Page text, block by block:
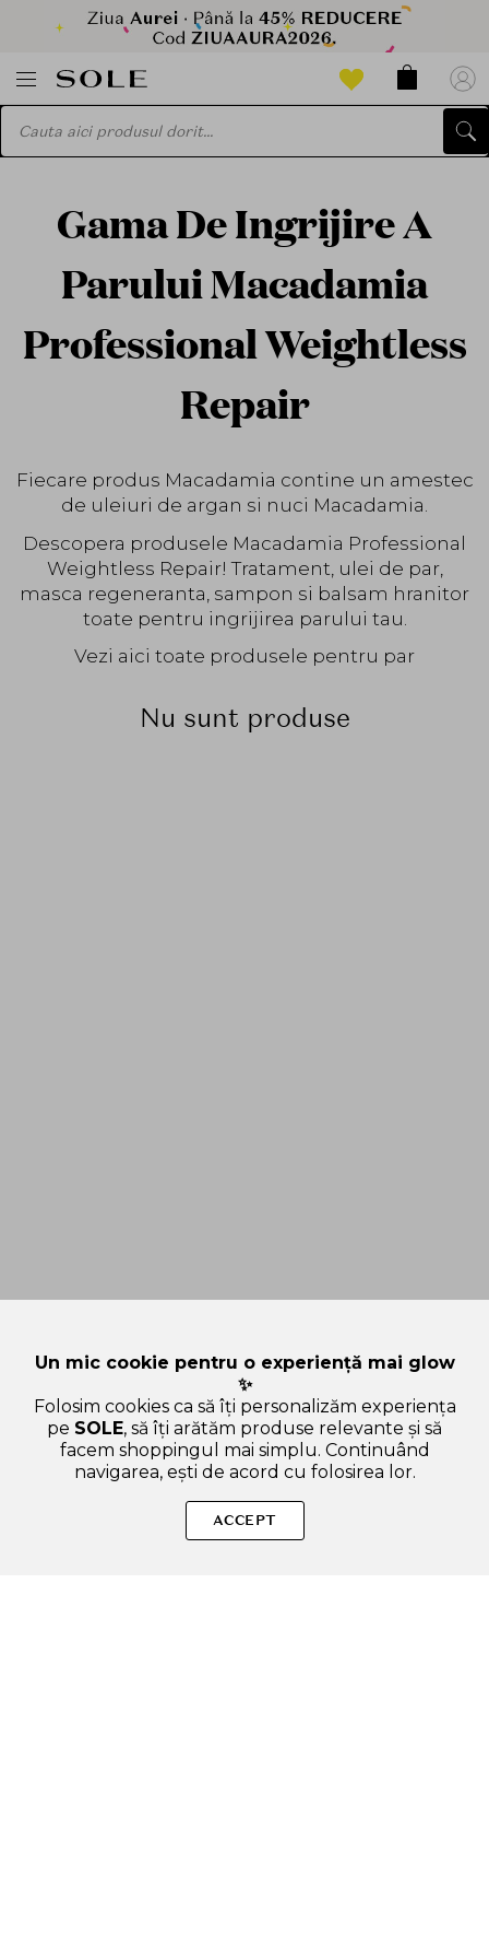
Gama De Ingrijire A
Parului Macadamia
Professional Weightless
Repair
Fiecare produs Macadamia contine un amestec
de uleiuri de argan si nuci Macadamia.
Descopera produsele Macadamia Professional
Weightless Repair! Tratament, ulei de par,
masca regeneranta, sampon si balsam hranitor
toate pentru ingrijirea parului tau.
Vezi aici toate produsele pentru par
Nu sunt produse
Produse autentice, conforme UE, alese responsabil.
Un mic cookie pentru o experiență mai glow
✨
Folosim cookies ca să îți personalizăm experiența
pe SOLE, să îți arătăm produse relevante și să
facem shoppingul mai simplu. Continuând
navigarea, ești de acord cu folosirea lor.
ACCEPT